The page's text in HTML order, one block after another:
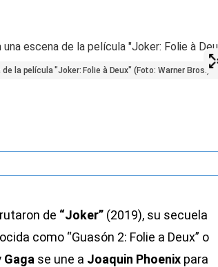
la película "Joker: Folie à Deux" (Foto: Warner Bros.)
de “Joker” (2019), su secuela
como “Guasón 2: Folie a Deux” o
Gaga se une a Joaquin Phoenix para